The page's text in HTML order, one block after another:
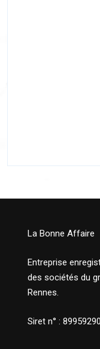
La Bonne Affaire
Entreprise
des sociétés du
Rennes.
Siret n° :